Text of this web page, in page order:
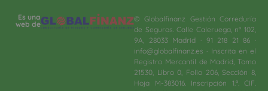
Es una
web de
© Globalfinanz Gestión Correduría
de Seguros. Calle Caleruega, nº 102,
9A, 28033 Madrid · 91 218 21 86 ·
info@globalfinanz.es · Inscrita en el
Registro Mercantil de Madrid, Tomo
21530, Libro 0, Folio 206, Sección 8,
Hoja M-383016. Inscripción 1.ª. CIF.